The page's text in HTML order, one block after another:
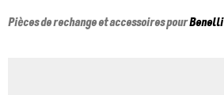
Pièces de rechange et accessoires pourBenelli